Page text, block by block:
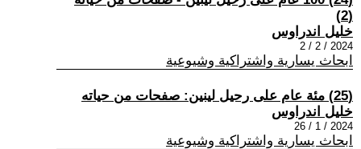
(2)
خليل اندراوس
2024 / 2 / 2
ابحاث يسارية واشتراكية وشيوعية
(25) مئة عام على رحيل لينين: صفحات من حياته
خليل اندراوس
2024 / 1 / 26
ابحاث يسارية واشتراكية وشيوعية